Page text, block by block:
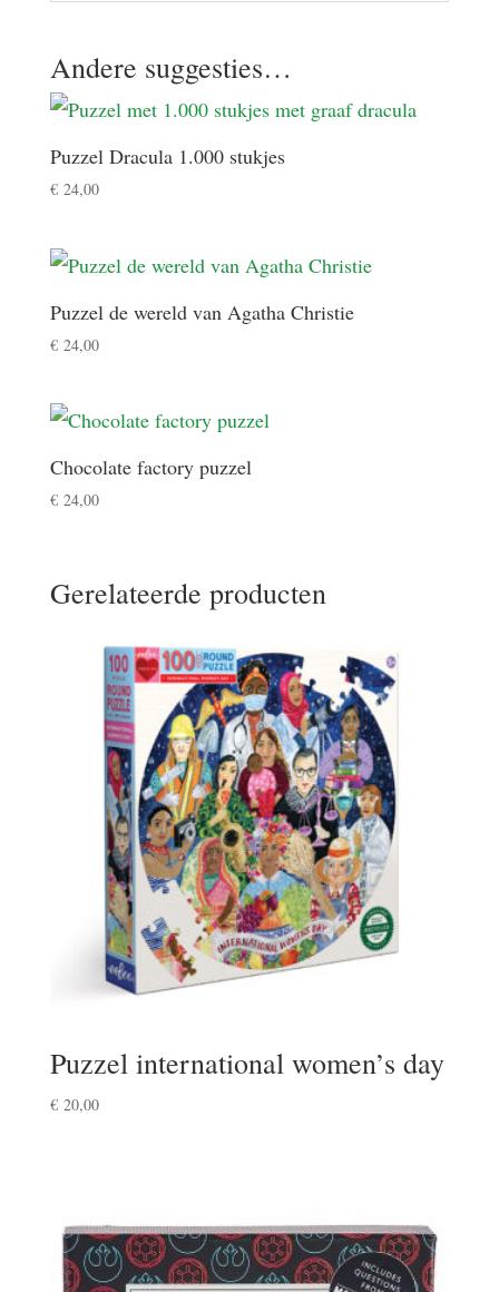
Andere suggesties…
Puzzel Dracula 1.000 stukjes
€24,00
Puzzel de wereld van Agatha Christie
€24,00
Chocolate factory puzzel
€24,00
Gerelateerde producten
Puzzel international women’s day
€20,00